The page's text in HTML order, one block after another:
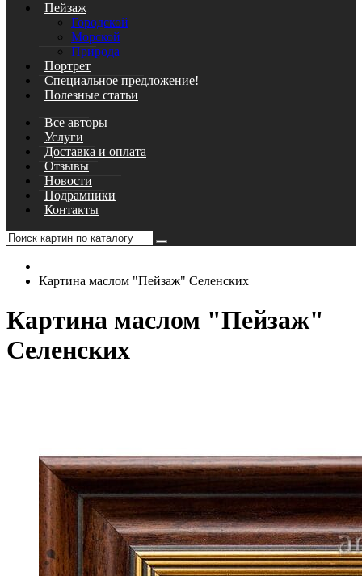
Пейзаж
Городской
Морской
Природа
Портрет
Специальное предложение!
Полезные статьи
Все авторы
Услуги
Доставка и оплата
Отзывы
Новости
Подрамники
Контакты
Картина маслом "Пейзаж" Селенских
Картина маслом "Пейзаж"
Селенских